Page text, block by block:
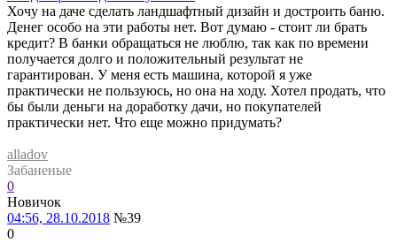
Хочу на даче сделать ландшафтный дизайн и достроить баню.
Денег особо на эти работы нет. Вот думаю - стоит ли брать
кредит? В банки обращаться не люблю, так как по времени
получается долго и положительный результат не
гарантирован. У меня есть машина, которой я уже
практически не пользуюсь, но она на ходу. Хотел продать, что
бы были деньги на доработку дачи, но покупателей
практически нет. Что еще можно придумать?
alladov
Забаненые
0
Новичок
04:56, 28.10.2018 №39
0